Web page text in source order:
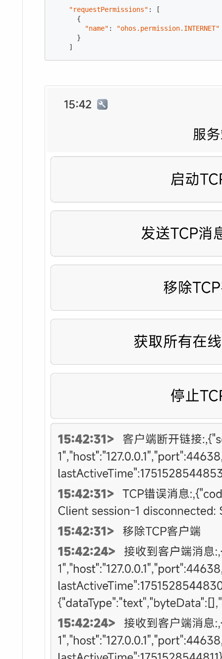
"requestPermissions" : [
      {
"name" :
"ohos.permission.INTERNET"
      }
    ]